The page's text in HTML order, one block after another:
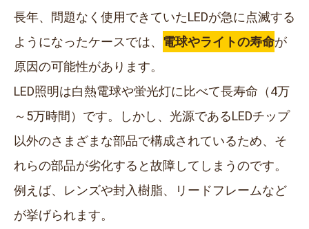
長年、問題なく使用できていたLEDが急に点滅する
ようになったケースでは、 電球やライトの寿命が
原因の可能性があります。
LED照明は白熱電球や蛍光灯に比べて長寿命（4万
～5万時間）です。しかし、光源であるLEDチップ
以外のさまざまな部品で構成されているため、そ
れらの部品が劣化すると故障してしまうのです。
例えば、レンズや封入樹脂、リードフレームなど
が挙げられます。